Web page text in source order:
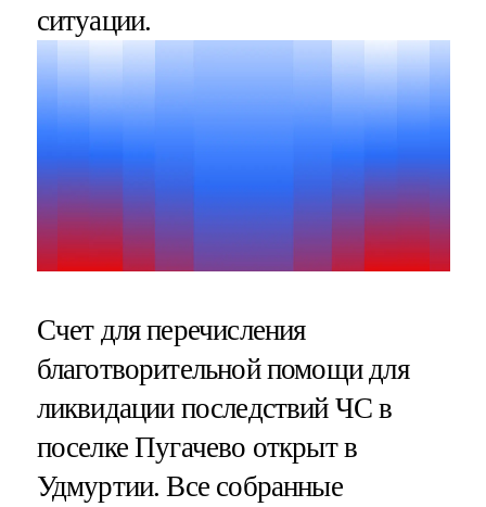
ситуации.
Счет для перечисления
благотворительной помощи для
ликвидации последствий ЧС в
поселке Пугачево открыт в
Удмуртии. Все собранные